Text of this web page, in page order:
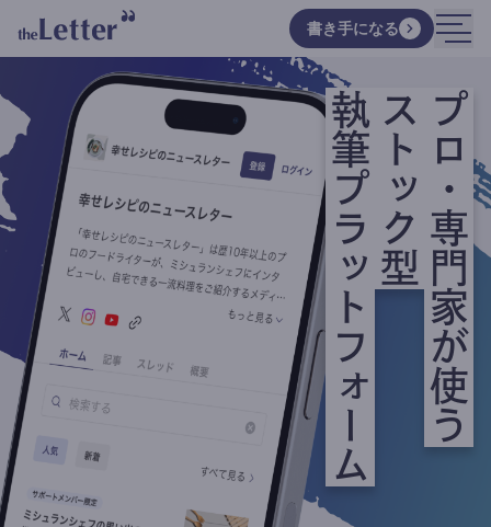
書き手になる
プロ・専門家が使う
ストック型
執筆プラットフォーム